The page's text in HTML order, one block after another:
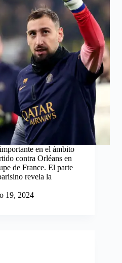
en el ámbito
contra Orléans en
de France. El parte
revela la
19, 2024